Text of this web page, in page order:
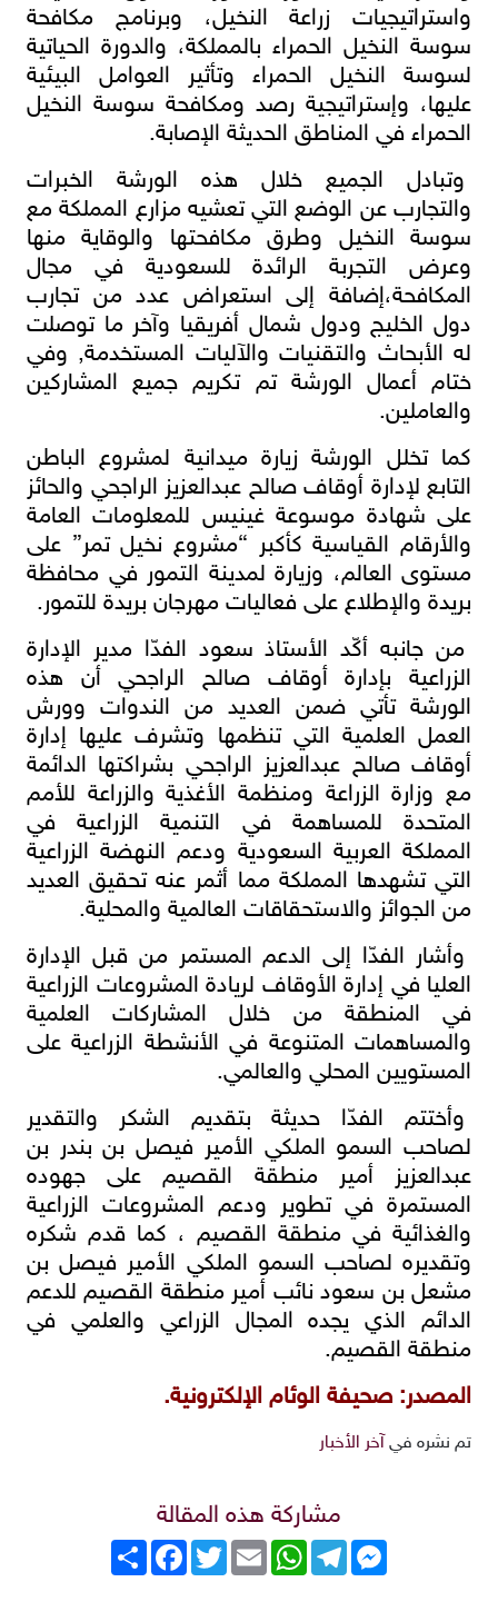
واستراتيجيات زراعة النخيل، وبرنامج مكافحة
سوسة النخيل الحمراء بالمملكة، والدورة الحياتية
لسوسة النخيل الحمراء وتأثير العوامل البيئية
عليها، وإستراتيجية رصد ومكافحة سوسة النخيل
الحمراء في المناطق الحديثة الإصابة.
وتبادل الجميع خلال هذه الورشة الخبرات
والتجارب عن الوضع التي تعشيه مزارع المملكة مع
سوسة النخيل وطرق مكافحتها والوقاية منها
وعرض التجربة الرائدة للسعودية في مجال
المكافحة،إضافة إلى استعراض عدد من تجارب
دول الخليج ودول شمال أفريقيا وآخر ما توصلت
له الأبحاث والتقنيات والآليات المستخدمة, وفي
ختام أعمال الورشة تم تكريم جميع المشاركين
والعاملين.
كما تخلل الورشة زيارة ميدانية لمشروع الباطن
التابع لإدارة أوقاف صالح عبدالعزيز الراجحي والحائز
على شهادة موسوعة غينيس للمعلومات العامة
والأرقام القياسية كأكبر “مشروع نخيل تمر” على
مستوى العالم، وزيارة لمدينة التمور في محافظة
بريدة والإطلاع على فعاليات مهرجان بريدة للتمور.
من جانبه أكّد الأستاذ سعود الفدّا مدير الإدارة
الزراعية بإدارة أوقاف صالح الراجحي أن هذه
الورشة تأتي ضمن العديد من الندوات وورش
العمل العلمية التي تنظمها وتشرف عليها إدارة
أوقاف صالح عبدالعزيز الراجحي بشراكتها الدائمة
مع وزارة الزراعة ومنظمة الأغذية والزراعة للأمم
المتحدة للمساهمة في التنمية الزراعية في
المملكة العربية السعودية ودعم النهضة الزراعية
التي تشهدها المملكة مما أثمر عنه تحقيق العديد
من الجوائز والاستحقاقات العالمية والمحلية.
وأشار الفدّا إلى الدعم المستمر من قبل الإدارة
العليا في إدارة الأوقاف لريادة المشروعات الزراعية
في المنطقة من خلال المشاركات العلمية
والمساهمات المتنوعة في الأنشطة الزراعية على
المستويين المحلي والعالمي.
وأختتم الفدّا حديثة بتقديم الشكر والتقدير
لصاحب السمو الملكي الأمير فيصل بن بندر بن
عبدالعزيز أمير منطقة القصيم على جهوده
المستمرة في تطوير ودعم المشروعات الزراعية
والغذائية في منطقة القصيم ، كما قدم شكره
وتقديره لصاحب السمو الملكي الأمير فيصل بن
مشعل بن سعود نائب أمير منطقة القصيم للدعم
الدائم الذي يجده المجال الزراعي والعلمي في
منطقة القصيم.
المصدر: صحيفة الوئام الإلكترونية.
تم نشره في آخر الأخبار
مشاركة هذه المقالة
انشر
FacebookTwitterEmail
WhatsAppTelegram
Messenger